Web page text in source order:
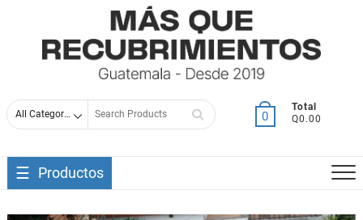
for
0
Total
Q0.00
Productos